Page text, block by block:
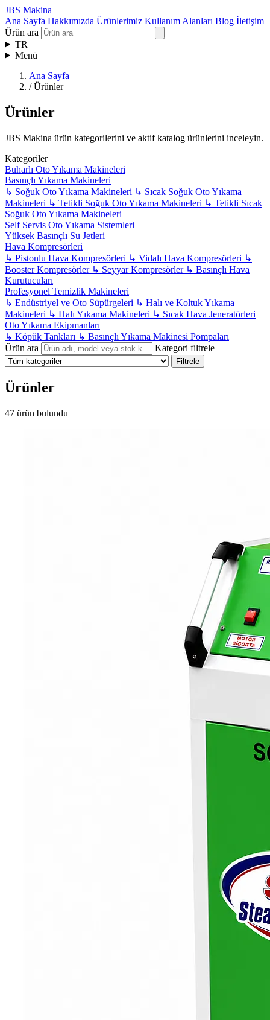
JBS Makina
Ana Sayfa Hakkımızda Ürünlerimiz Kullanım Alanları Blog İletişim
Ürün ara
TR
Menü
Ana Sayfa
/ Ürünler
Ürünler
JBS Makina ürün kategorilerini ve aktif katalog ürünlerini inceleyin.
Kategoriler
Buharlı Oto Yıkama Makineleri
Basınçlı Yıkama Makineleri
↳ Soğuk Oto Yıkama Makineleri ↳ Sıcak Soğuk Oto Yıkama
Makineleri ↳ Tetikli Soğuk Oto Yıkama Makineleri ↳ Tetikli Sıcak
Soğuk Oto Yıkama Makineleri
Self Servis Oto Yıkama Sistemleri
Yüksek Basınçlı Su Jetleri
Hava Kompresörleri
↳ Pistonlu Hava Kompresörleri ↳ Vidalı Hava Kompresörleri ↳
Booster Kompresörler ↳ Seyyar Kompresörler ↳ Basınçlı Hava
Kurutucuları
Profesyonel Temizlik Makineleri
↳ Endüstriyel ve Oto Süpürgeleri ↳ Halı ve Koltuk Yıkama
Makineleri ↳ Halı Yıkama Makineleri ↳ Sıcak Hava Jeneratörleri
Oto Yıkama Ekipmanları
↳ Köpük Tankları ↳ Basınçlı Yıkama Makinesi Pompaları
Ürün ara
Kategori filtrele
Filtrele
Ürünler
47 ürün bulundu